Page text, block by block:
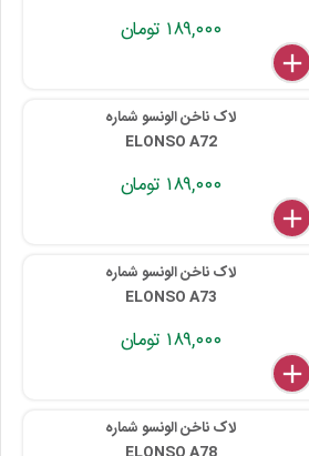
۱۸۹,۰۰۰ تومان
delete
remove
add
لاک ناخن الونسو شماره
ELONSO A72
۱۸۹,۰۰۰ تومان
delete
remove
add
لاک ناخن الونسو شماره
ELONSO A73
۱۸۹,۰۰۰ تومان
delete
remove
add
لاک ناخن الونسو شماره